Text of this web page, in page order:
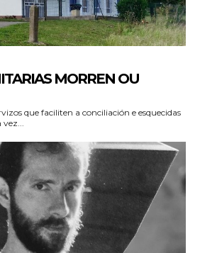
MORREN OU
que faciliten a conciliación e esquecidas